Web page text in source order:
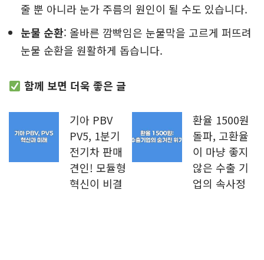
줄 뿐 아니라 눈가 주름의 원인이 될 수도 있습니다.
눈물 순환: 올바른 깜빡임은 눈물막을 고르게 퍼뜨려
눈물 순환을 원활하게 돕습니다.
함께 보면 더욱 좋은 글
기아 PBV
PV5, 1분기
전기차 판매
견인! 모듈형
혁신이 비결
환율 1500원
돌파, 고환율
이 마냥 좋지
않은 수출 기
업의 속사정